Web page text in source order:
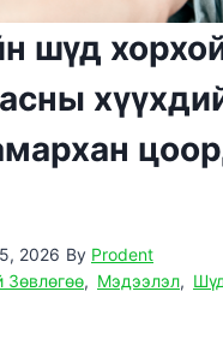
шүд
2026 By Prodent
Зөвлөгөө, Мэдээлэл,